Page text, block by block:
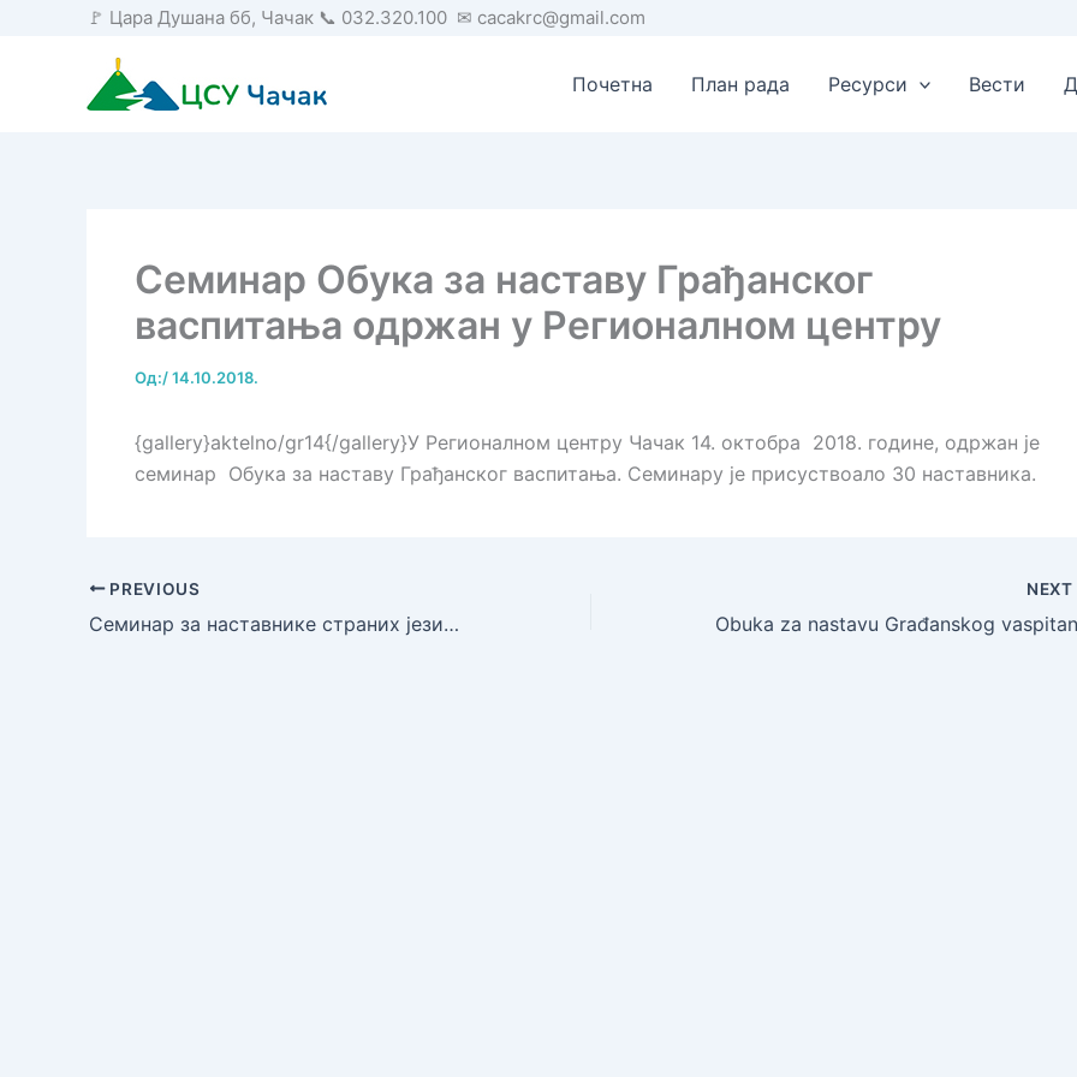
🚩 Цара Душана бб, Чачак 📞 032.320.100 ✉ cacakrc@gmail.com
Почетна План рада Ресурси Вести
Семинар Обука за наставу Грађанског
васпитања одржан у Регионалном центру
Од:/14.10.2018.
{gallery}aktelno/gr14{/gallery}У Регионалном центру Чачак 14. октобра 2018. године, одржан је
семинар Обука за наставу Грађанског васпитања. Семинару је присуствоало 30 наставника.
PREVIOUS
Семинар за наставнике страних језика Пројектни задаци у настави страних језика
NEXT
Obuka za nastavu Građanskog